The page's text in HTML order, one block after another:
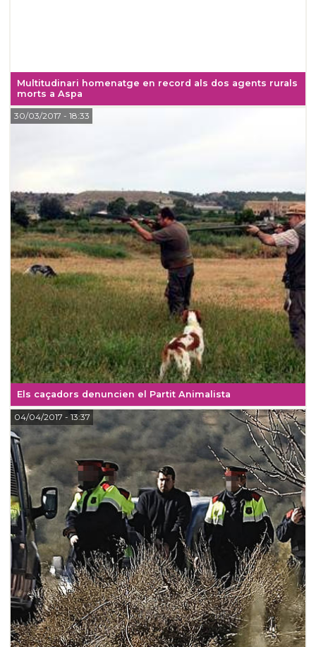
Multitudinari homenatge en record als dos agents rurals
morts a Aspa
Els caçadors denuncien el Partit Animalista
30/03/2017 - 18:33
04/04/2017 - 13:37